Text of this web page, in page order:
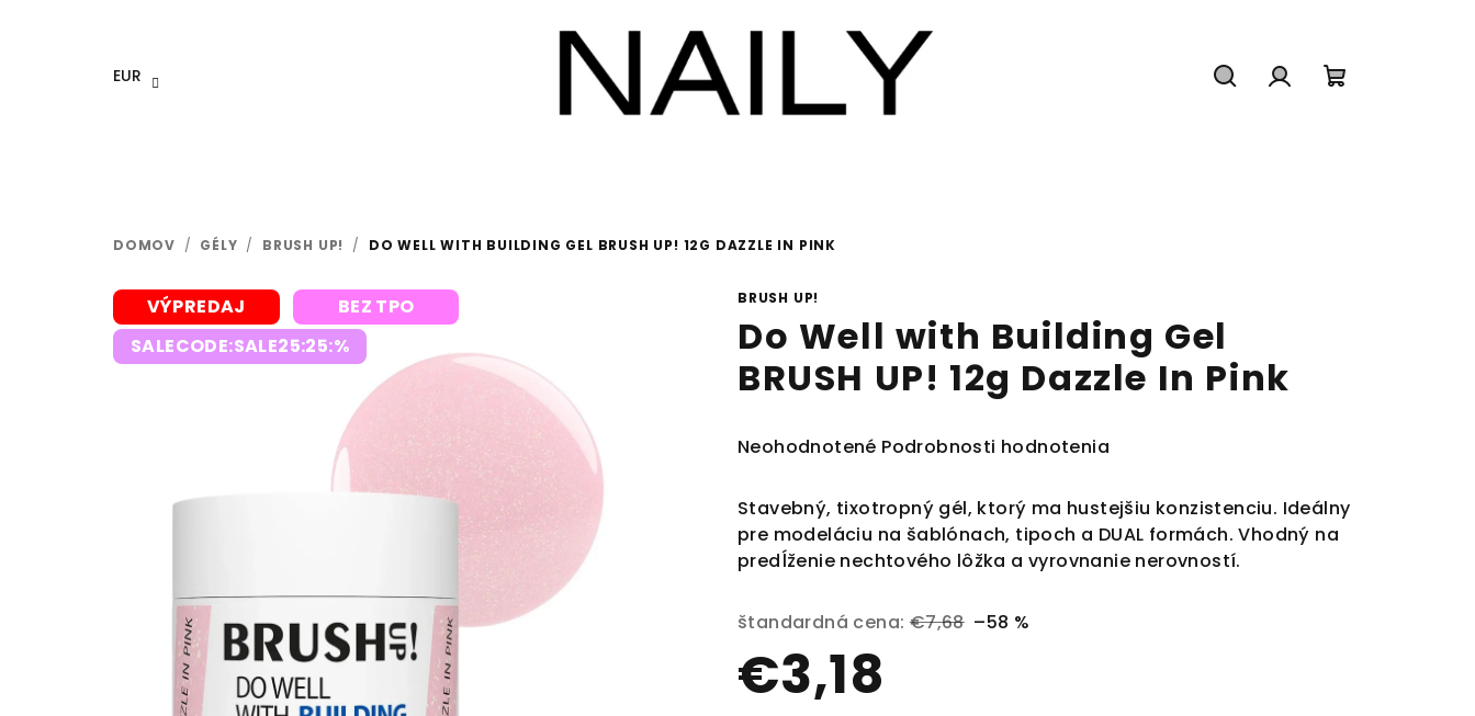
EUR
DOMOV / GÉLY / BRUSH UP! / DO WELL WITH BUILDING GEL BRUSH UP! 12G DAZZLE IN PINK
BRUSH UP!
Do Well with Building Gel
BRUSH UP! 12g Dazzle In Pink
Priemerné
produktu
je
0,0
z
hviezdičiek.
Neohodnotené Podrobnosti hodnotenia
Stavebný, tixotropný gél, ktorý ma hustejšiu konzistenciu. Ideálny
pre modeláciu na šablónach, tipoch a DUAL formách. Vhodný na
predĺženie nechtového lôžka a vyrovnanie nerovností.
štandardná cena: €7,68 –58 %
€3,18
VÝPREDAJ
BEZ TPO
SALECODE:SALE25:25:%